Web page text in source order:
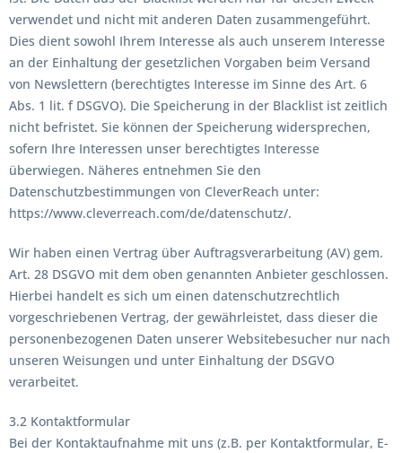
verwendet und nicht mit anderen Daten zusammengeführt.
Dies dient sowohl Ihrem Interesse als auch unserem Interesse
an der Einhaltung der gesetzlichen Vorgaben beim Versand
von Newslettern (berechtigtes Interesse im Sinne des Art. 6
Abs. 1 lit. f DSGVO). Die Speicherung in der Blacklist ist zeitlich
nicht befristet. Sie können der Speicherung widersprechen,
sofern Ihre Interessen unser berechtigtes Interesse
überwiegen. Näheres entnehmen Sie den
Datenschutzbestimmungen von CleverReach unter:
https://www.cleverreach.com/de/datenschutz/.
Wir haben einen Vertrag über Auftragsverarbeitung (AV) gem.
Art. 28 DSGVO mit dem oben genannten Anbieter geschlossen.
Hierbei handelt es sich um einen datenschutzrechtlich
vorgeschriebenen Vertrag, der gewährleistet, dass dieser die
personenbezogenen Daten unserer Websitebesucher nur nach
unseren Weisungen und unter Einhaltung der DSGVO
verarbeitet.
3.2 Kontaktformular
Bei der Kontaktaufnahme mit uns (z.B. per Kontaktformular, E-